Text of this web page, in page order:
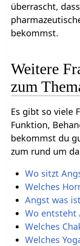
überrascht,
bekommst.
Weitere
zum
Es gibt so viele
Funktion,
bekommst du
zum rund um
Wo sitzt
Welches
Angst was
Wo entsteht
Welches
Welches